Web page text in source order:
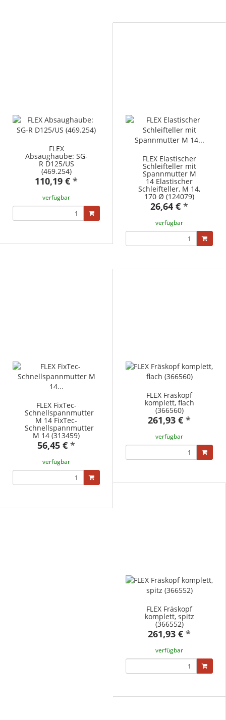
FLEX
Absaughaube: SG-
R D125/US
(469.254)
110,19 € *
verfügbar
FLEX Elastischer
Schleifteller mit
Spannmutter M
14 Elastischer
Schleifteller, M 14,
170 Ø (124079)
26,64 € *
verfügbar
FLEX FixTec-
Schnellspannmutter
M 14 FixTec-
Schnellspannmutter
M 14 (313459)
56,45 € *
verfügbar
FLEX Fräskopf
komplett, flach
(366560)
261,93 € *
verfügbar
FLEX Fräskopf
komplett, spitz
(366552)
261,93 € *
verfügbar